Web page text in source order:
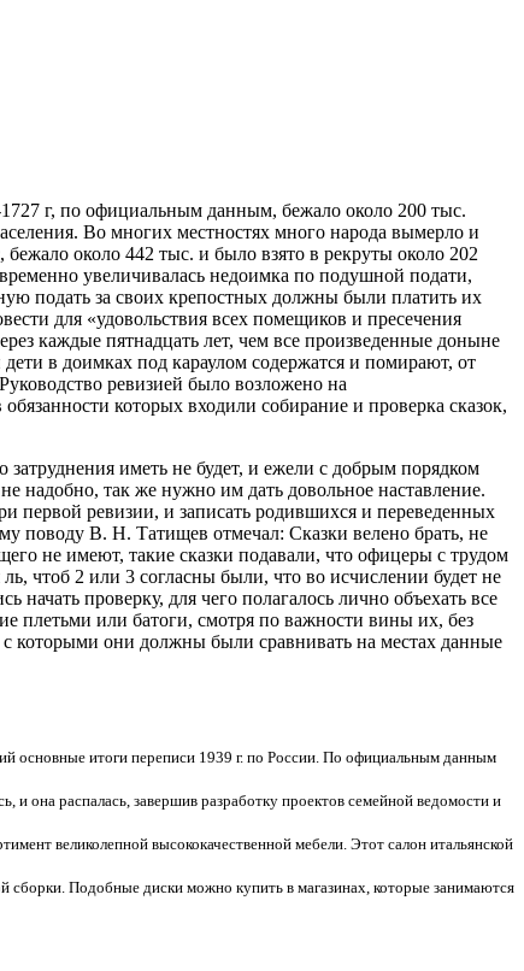
г, по официальным данным, бежало около 200 тыс.
Во многих местностях много народа вымерло и
около 442 тыс. и было взято в рекруты около 202
увеличивалась недоимка по подушной подати,
подать за своих крепостных должны были платить их
для «удовольствия всех помещиков и пресечения
каждые пятнадцать лет, чем все произведенные доныне
в доимках под караулом содержатся и помирают, от
ревизией было возложено на
которых входили собирание и проверка сказок,
затруднения иметь не будет, и ежели с добрым порядком
надобно, так же нужно им дать довольное наставление.
первой ревизии, и записать родившихся и переведенных
поводу В. Н. Татищев отмечал: Сказки велено брать, не
не имеют, такие сказки подавали, что офицеры с трудом
чтоб 2 или 3 согласны были, что во исчислении будет не
начать проверку, для чего полагалось лично объехать все
плетьми или батоги, смотря по важности вины их, без
которыми они должны были сравнивать на местах данные
основные итоги переписи 1939 г. по России. По официальным данным
и она распалась, завершив разработку проектов семейной ведомости и
великолепной высококачественной мебели. Этот салон итальянской
Подобные диски можно купить в магазинах, которые занимаются